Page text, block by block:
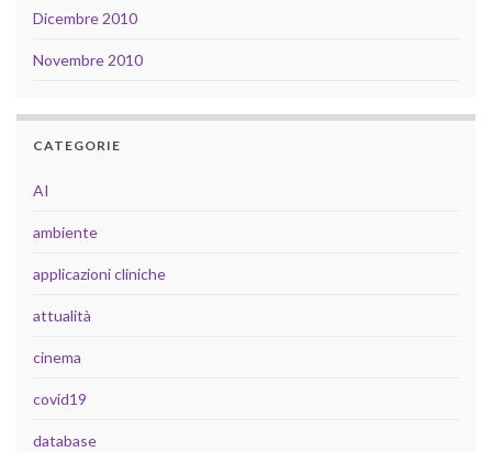
Dicembre 2010
Novembre 2010
CATEGORIE
AI
ambiente
applicazioni cliniche
attualità
cinema
covid19
database